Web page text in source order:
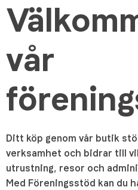
vår
Ditt köp genom vår butik
verksamhet och bidrar till
utrustning, resor och
Med Föreningsstöd kan du